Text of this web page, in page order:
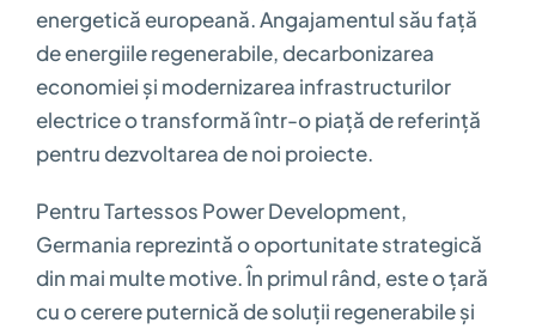
energetică europeană. Angajamentul său față
de energiile regenerabile, decarbonizarea
economiei și modernizarea infrastructurilor
electrice o transformă într-o piață de referință
pentru dezvoltarea de noi proiecte.
Pentru Tartessos Power Development,
Germania reprezintă o oportunitate strategică
din mai multe motive. În primul rând, este o țară
cu o cerere puternică de soluții regenerabile și